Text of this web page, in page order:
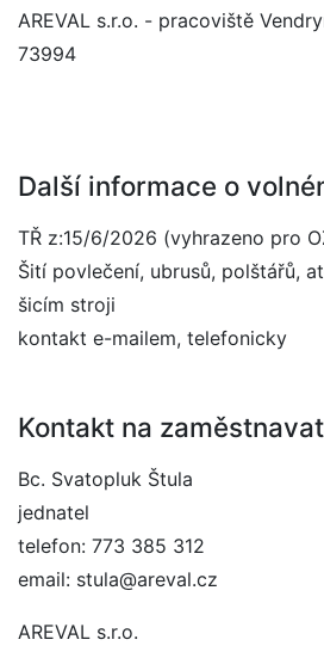
AREVAL s.r.o. - pracoviště
73994
Další informace o
TŘ z:15/6/2026 (vyhrazeno pro
Šití povlečení, ubrusů, polštářů,
šicím stroji
kontakt e-mailem, telefonicky
Kontakt na
Bc. Svatopluk Štula
jednatel
telefon: 773 385 312
email: stula@areval.cz
AREVAL s.r.o.